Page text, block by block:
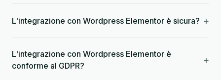
L'integrazione con Wordpress Elementor è sicura? +
L'integrazione con Wordpress Elementor è
conforme al GDPR?
+